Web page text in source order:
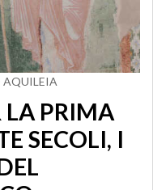
AQUILEIA
LA PRIMA
SECOLI, I